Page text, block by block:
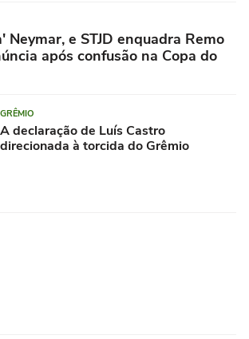
Neymar, e STJD enquadra Remo
após confusão na Copa do
GRÊMIO
A declaração de Luís Castro
direcionada à torcida do Grêmio